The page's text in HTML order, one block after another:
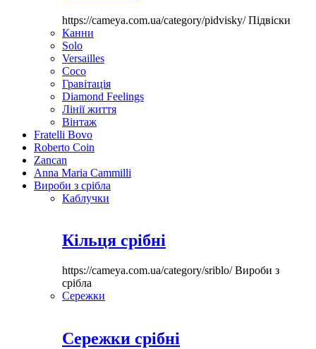
https://cameya.com.ua/category/pidvisky/Підвіски
Канни
Solo
Versailles
Coco
Гравітація
Diamond Feelings
Лінії життя
Вінтаж
Fratelli Bovo
Roberto Coin
Zancan
Anna Maria Cammilli
Вироби з срібла
Каблучки
Кільця срібні
https://cameya.com.ua/category/sriblo/Вироби з
срібла
Сережки
Сережки срібні